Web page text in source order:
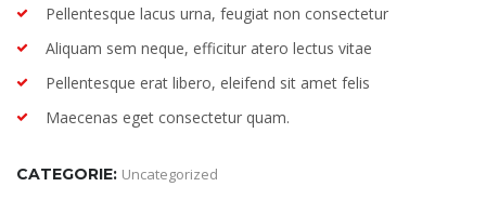
Pellentesque lacus urna, feugiat non consectetur
Aliquam sem neque, efficitur atero lectus vitae
Pellentesque erat libero, eleifend sit amet felis
Maecenas eget consectetur quam.
CATEGORIE: Uncategorized